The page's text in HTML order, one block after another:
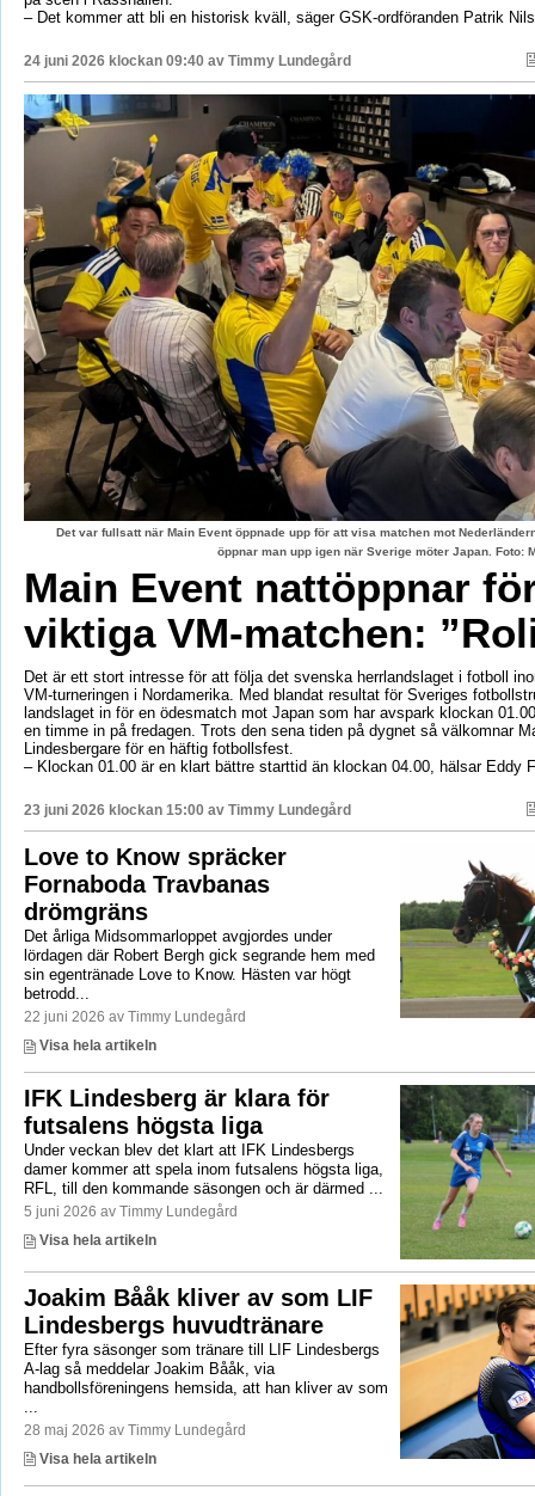
– Det kommer att bli en historisk kväll, säger GSK-ordföranden Patrik
24 juni 2026 klockan 09:40 av Timmy Lundegård
Det var fullsatt när Main Event öppnade upp för att visa matchen mot
öppnar man upp igen när Sverige möter Japan. Foto:
Main Event nattöppnar
viktiga VM-matchen:
Det är ett stort intresse för att följa det svenska herrlandslaget i fotboll
VM-turneringen i Nordamerika. Med blandat resultat för Sveriges
landslaget in för en ödesmatch mot Japan som har avspark klockan
en timme in på fredagen. Trots den sena tiden på dygnet så välkomnar
Lindesbergare för en häftig fotbollsfest.
– Klockan 01.00 är en klart bättre starttid än klockan 04.00, hälsar Eddy
23 juni 2026 klockan 15:00 av Timmy Lundegård
Love to Know spräcker
Fornaboda Travbanas
drömgräns
Det årliga Midsommarloppet avgjordes under
lördagen där Robert Bergh gick segrande hem med
sin egentränade Love to Know. Hästen var högt
betrodd...
22 juni 2026 av Timmy Lundegård
Visa hela artikeln
IFK Lindesberg är klara för
futsalens högsta liga
Under veckan blev det klart att IFK Lindesbergs
damer kommer att spela inom futsalens högsta liga,
RFL, till den kommande säsongen och är därmed ...
5 juni 2026 av Timmy Lundegård
Visa hela artikeln
Joakim Bååk kliver av som LIF
Lindesbergs huvudtränare
Efter fyra säsonger som tränare till LIF Lindesbergs
A-lag så meddelar Joakim Bååk, via
handbollsföreningens hemsida, att han kliver av som
28 maj 2026 av Timmy Lundegård
Visa hela artikeln